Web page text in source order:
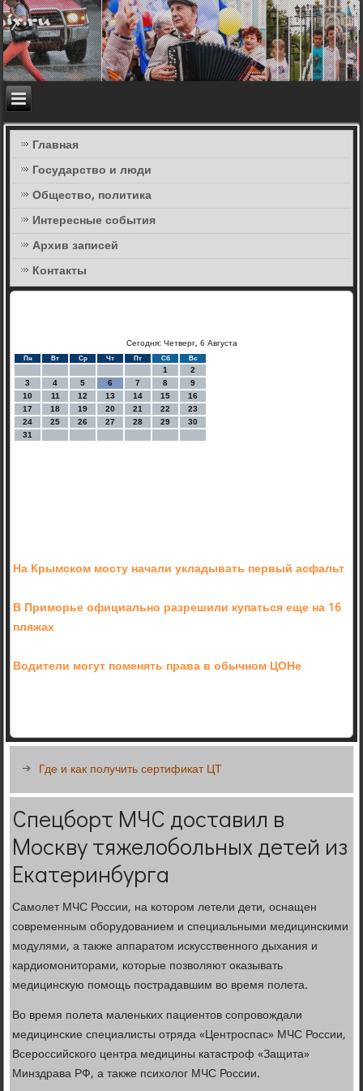
Главная
Государство и люди
Общество, политика
Интересные события
Архив записей
Контакты
Сегодня: Четверг, 6 Августа
Пн Вт Ср Чт Пт Сб Вс
1
2
3
4 5 6 7 8
9
10
11 12 13 14 15
16
17
18 19 20 21 22
23
24
25 26 27 28 29
30
31
На Крымском мосту начали укладывать первый асфальт
В Приморье официально разрешили купаться еще на 16
пляжах
Водители могут поменять права в обычном ЦОНе
Где и как получить сертификат ЦТ
Спецборт МЧС доставил в
Москву тяжелобольных детей из
Екатеринбурга
Самолет МЧС России, на котором летели дети, оснащен
современным оборудованием и специальными медицинскими
модулями, а также аппаратом искусственного дыхания и
кардиомониторами, которые позволяют оказывать
медицинскую помощь пострадавшим во время полета.
Во время полета маленьких пациентов сопровождали
медицинские специалисты отряда «Центроспас» МЧС России,
Всероссийского центра медицины катастроф «Защита»
Минздрава РФ, а также психолог МЧС России.